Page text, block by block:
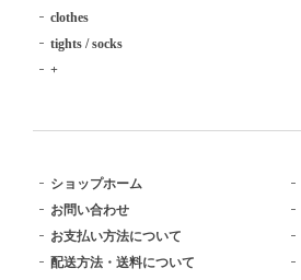
clothes
tights / socks
+
ショップホーム
お問い合わせ
お支払い方法について
配送方法・送料について